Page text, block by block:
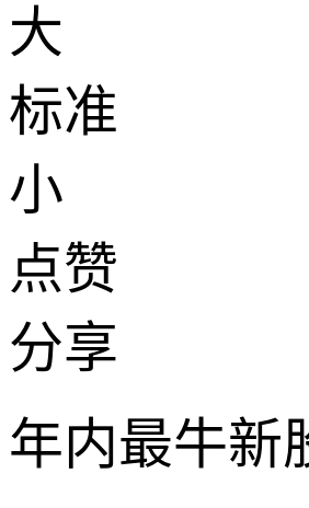
大
标准
小
点赞
分享
年内最牛新